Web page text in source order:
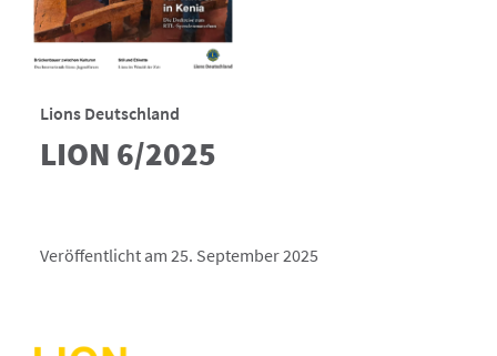
Lions Deutschland
LION 6/2025
Veröffentlicht am 25. September 2025